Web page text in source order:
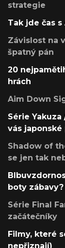
strategie
Tak jde čas
Závislost na
špatný pán
20
hrách
Aim Down
Série
vás
Shadow of
se jen tak
boty zábavy?
Série Final
začátečníky
Filmy, které
nepřiznají)